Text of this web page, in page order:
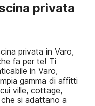
privata
privata in Varo,
fa per te! Ti
in Varo,
gamma di affitti
ville, cottage,
si adattano a